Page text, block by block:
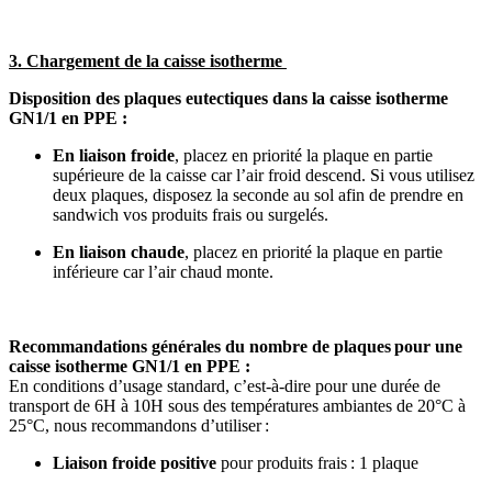
3. Chargement de la caisse isotherme
Disposition des plaques eutectiques dans la caisse isotherme
GN1/1 en PPE :
En liaison froide, placez en priorité la plaque en partie
supérieure de la caisse car l’air froid descend. Si vous utilisez
deux plaques, disposez la seconde au sol afin de prendre en
sandwich vos produits frais ou surgelés.
En liaison chaude, placez en priorité la plaque en partie
inférieure car l’air chaud monte.
Recommandations générales du nombre de plaques pour une
caisse isotherme GN1/1 en PPE :
En conditions d’usage standard, c’est-à-dire pour une durée de
transport de 6H à 10H sous des températures ambiantes de 20°C à
25°C, nous recommandons d’utiliser :
Liaison froide positive pour produits frais : 1 plaque